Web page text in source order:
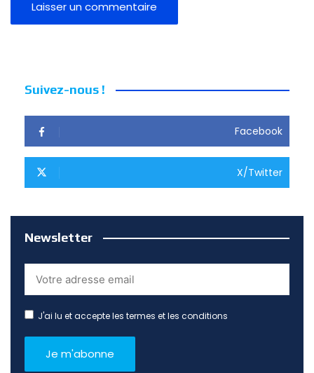
Suivez-nous !
Facebook
X/Twitter
Newsletter
J'ai lu et accepte les termes et les conditions